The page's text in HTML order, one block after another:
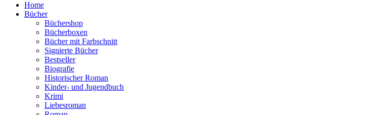
Home
Bücher
Büchershop
Bücherboxen
Bücher mit Farbschnitt
Signierte Bücher
Bestseller
Biografie
Historischer Roman
Kinder- und Jugendbuch
Krimi
Liebesroman